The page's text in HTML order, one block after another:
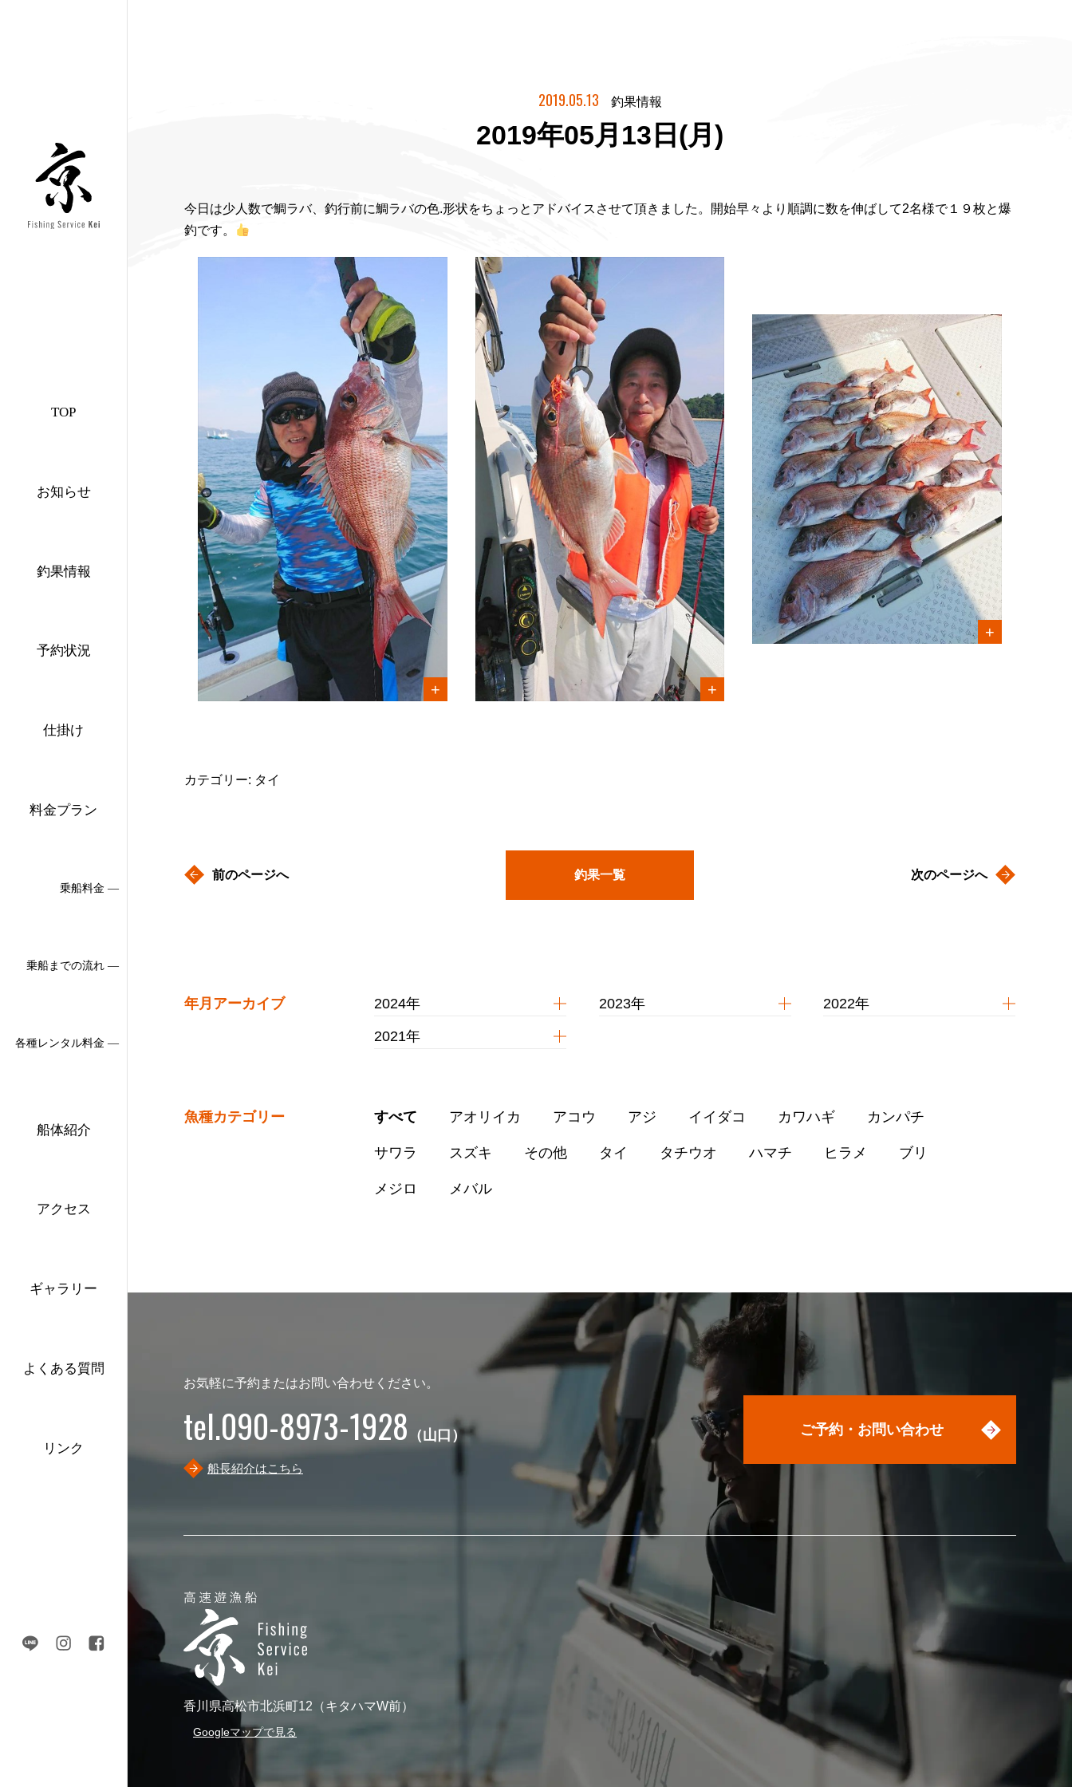
TOP
お知らせ
釣果情報
予約状況
仕掛け
料金プラン
乗船料金 ―
乗船までの流れ ―
各種レンタル料金 ―
船体紹介
アクセス
ギャラリー
よくある質問
リンク
2019.05.13 釣果情報
2019年05月13日(月)
今日は少人数で鯛ラバ、釣行前に鯛ラバの色.形状をちょっとアドバイスさせて頂きました。開始早々より順調に数を伸ばして2名様で１９枚と爆
釣です。
カテゴリー: タイ
前のページへ 釣果一覧 次のページへ
年月アーカイブ 2024年 2023年 2022年
2021年
魚種カテゴリー すべて アオリイカ アコウ アジ イイダコ カワハギ カンパチ
サワラ スズキ その他 タイ タチウオ ハマチ ヒラメ ブリ
メジロ メバル
お気軽に予約またはお問い合わせください。
tel.090-8973-1928 （山口）
船長紹介はこちら
ご予約・お問い合わせ
香川県高松市北浜町12（キタハマW前）
Googleマップで見る